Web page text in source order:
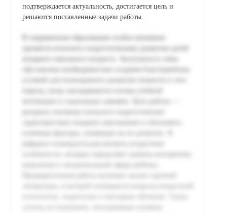
подтверждается актуальность, достигается цель и
решаются поставленные задачи работы.